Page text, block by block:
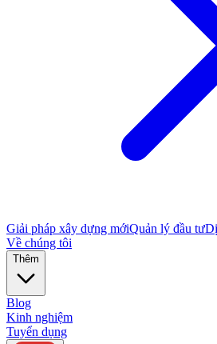
Giải pháp xây dựng mớiQuản lý đầu tư
Về chúng tôi
Thêm
Blog
Kinh nghiệm
Tuyển dụng